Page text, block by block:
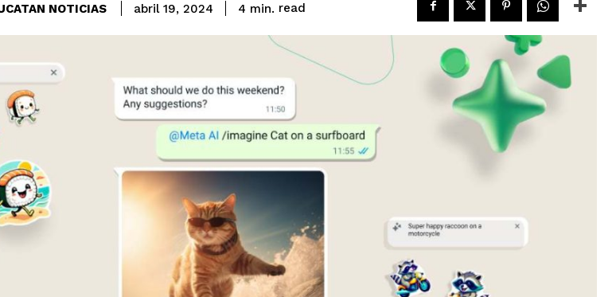
NOTICIAS abril 19, 2024 4 min. read